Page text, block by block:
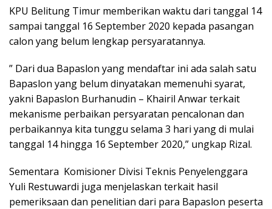
KPU Belitung Timur memberikan waktu dari tanggal 14
sampai tanggal 16 September 2020 kepada pasangan
calon yang belum lengkap persyaratannya.
” Dari dua Bapaslon yang mendaftar ini ada salah satu
Bapaslon yang belum dinyatakan memenuhi syarat,
yakni Bapaslon Burhanudin – Khairil Anwar terkait
mekanisme perbaikan persyaratan pencalonan dan
perbaikannya kita tunggu selama 3 hari yang di mulai
tanggal 14 hingga 16 September 2020,” ungkap Rizal.
Sementara Komisioner Divisi Teknis Penyelenggara
Yuli Restuwardi juga menjelaskan terkait hasil
pemeriksaan dan penelitian dari para Bapaslon peserta